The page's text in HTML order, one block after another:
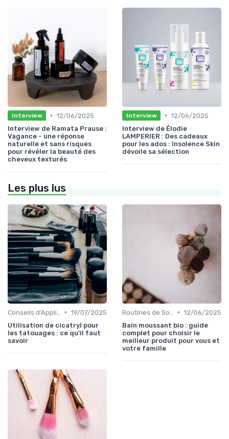
Interview • 12/06/2025
Interview de Ramata Prause :
Vagance - une réponse
naturelle et sans risques
pour révéler la beauté des
cheveux texturés
Interview • 12/06/2025
Interview de Élodie
LAMPERIER : Des cadeaux
pour les ados : Insolence Skin
dévoile sa sélection
Les plus lus
• 19/07/2025
Utilisation de cicatryl pour
les tatouages : ce qu'il faut
savoir
• 12/06/2025
Bain moussant bio : guide
complet pour choisir le
meilleur produit pour vous et
votre famille